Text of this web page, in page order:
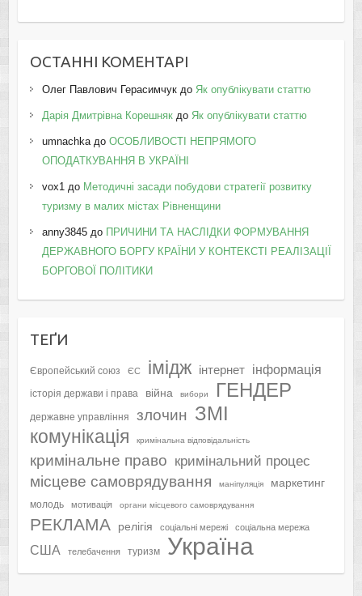
ОСТАННІ КОМЕНТАРІ
Олег Павлович Герасимчукдо Як опублікувати статтю
Дарія Дмитрівна Корешнякдо Як опублікувати статтю
umnachkaдо ОСОБЛИВОСТІ НЕПРЯМОГО
ОПОДАТКУВАННЯ В УКРАЇНІ
vox1 до Методичні засади побудови стратегії розвитку
туризму в малих містах Рівненщини
anny3845до ПРИЧИНИ ТА НАСЛІДКИ ФОРМУВАННЯ
ДЕРЖАВНОГО БОРГУ КРАЇНИ У КОНТЕКСТІ РЕАЛІЗАЦІЇ
БОРГОВОЇ ПОЛІТИКИ
ТЕҐИ
Європейський союз ЄС імідж інтернет інформація
історія держави і права війна вибори ГЕНДЕР
державне управління злочин ЗМІ
комунікація кримінальна відповідальність
кримінальне право кримінальний процес
місцеве самоврядування маніпуляція маркетинг
молодь мотивація органи місцевого самоврядування
РЕКЛАМА релігія соціальні мережі соціальна мережа
США телебачення туризм Україна